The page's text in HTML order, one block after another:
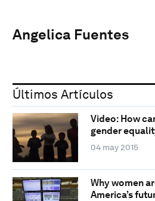
Angelica Fuentes
Últimos Artículos
Video: How
gender
04 may 2015
Why women
America’s